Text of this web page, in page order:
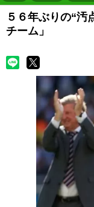
５６年ぶりの“汚
チーム」